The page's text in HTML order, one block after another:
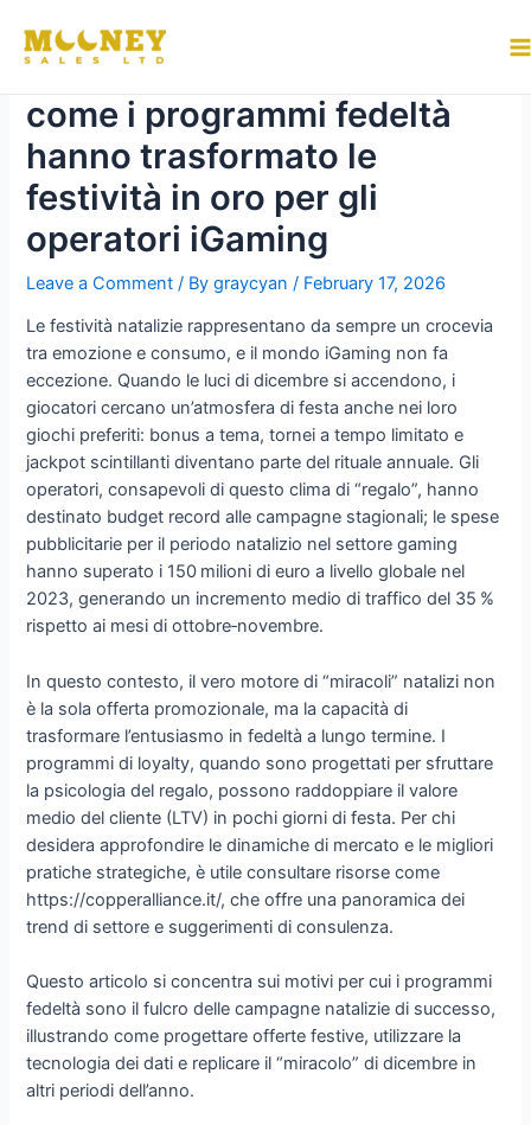
content
Strategie natalizie vincenti:
come i programmi fedeltà
hanno trasformato le
festività in oro per gli
operatori iGaming
Leave a Comment / Bygraycyan/ February 17, 2026
Le festività natalizie rappresentano da sempre un crocevia
tra emozione e consumo, e il mondo iGaming non fa
eccezione. Quando le luci di dicembre si accendono, i
giocatori cercano un’atmosfera di festa anche nei loro
giochi preferiti: bonus a tema, tornei a tempo limitato e
jackpot scintillanti diventano parte del rituale annuale. Gli
operatori, consapevoli di questo clima di “regalo”, hanno
destinato budget record alle campagne stagionali; le spese
pubblicitarie per il periodo natalizio nel settore gaming
hanno superato i 150 milioni di euro a livello globale nel
2023, generando un incremento medio di traffico del 35 %
rispetto ai mesi di ottobre‑novembre.
In questo contesto, il vero motore di “miracoli” natalizi non
è la sola offerta promozionale, ma la capacità di
trasformare l’entusiasmo in fedeltà a lungo termine. I
programmi di loyalty, quando sono progettati per sfruttare
la psicologia del regalo, possono raddoppiare il valore
medio del cliente (LTV) in pochi giorni di festa. Per chi
desidera approfondire le dinamiche di mercato e le migliori
pratiche strategiche, è utile consultare risorse come
https://copperalliance.it/, che offre una panoramica dei
trend di settore e suggerimenti di consulenza.
Questo articolo si concentra sui motivi per cui i programmi
fedeltà sono il fulcro delle campagne natalizie di successo,
illustrando come progettare offerte festive, utilizzare la
tecnologia dei dati e replicare il “miracolo” di dicembre in
altri periodi dell’anno.